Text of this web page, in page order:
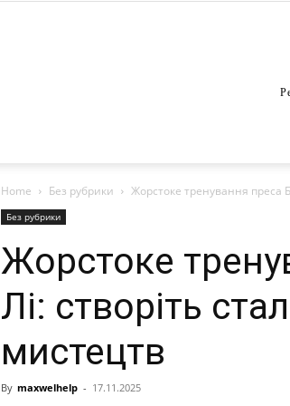
Home Без рубрики Жорстоке тренування преса
Без рубрики
Жорстоке
Лі: створіть
мистецтв
By maxwelhelp - 17.11.2025